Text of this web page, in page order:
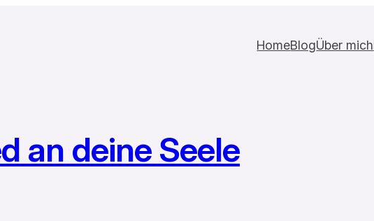
HomeBlogÜber mich
an deine Seele